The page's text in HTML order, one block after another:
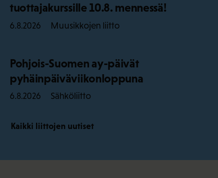
tuottajakurssille 10.8. mennessä!
6.8.2026 Muusikkojen liitto
Pohjois-Suomen ay-päivät
pyhäinpäiväviikonloppuna
6.8.2026 Sähköliitto
Kaikki liittojen uutiset